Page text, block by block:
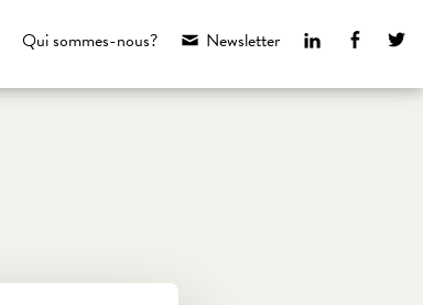
LinkedIn
Newsletter
Qui sommes-nous?